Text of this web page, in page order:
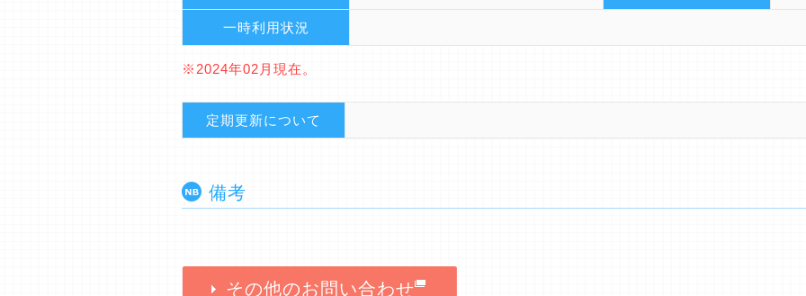
一時利用状況
※2024年02月現在。
定期更新について
備考
その他のお問い合わせ